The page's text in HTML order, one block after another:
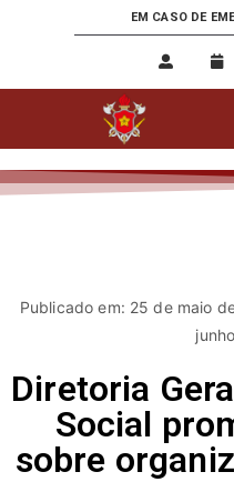
EM CASO DE
Publicado em: 25 de maio
Diretoria
Social
sobre